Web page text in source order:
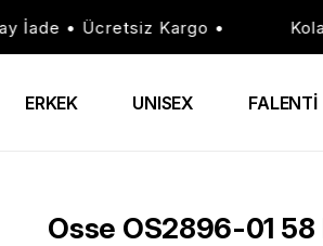
İade • Ücretsiz Kargo •
ERKEK UNISEX FALENTİ
Osse OS2896-01 58